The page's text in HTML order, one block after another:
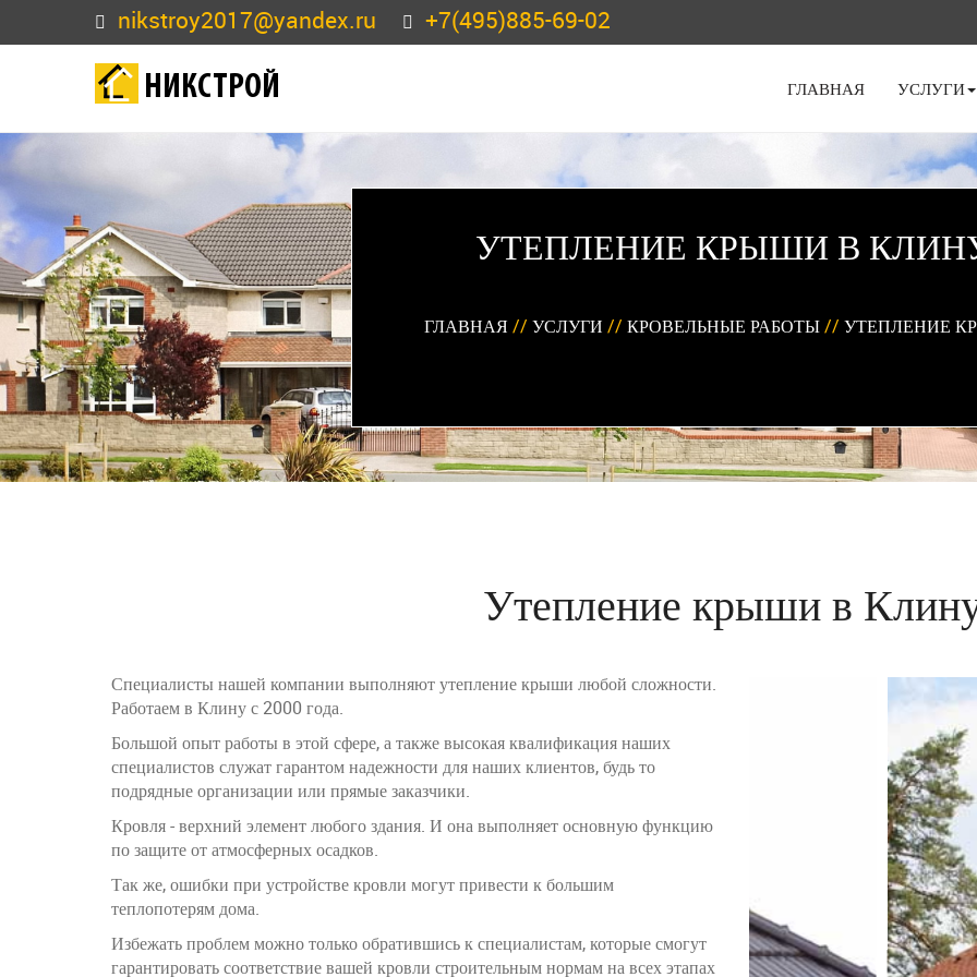
nikstroy2017@yandex.ru +7(495)885-69-02
НИКСТРОЙ ГЛАВНАЯ УСЛУГИ
УТЕПЛЕНИЕ КРЫШИ В
ГЛАВНАЯ // УСЛУГИ // КРОВЕЛЬНЫЕ РАБОТЫ // УТЕПЛЕНИЕ
Утепление крыши в
Специалисты нашей компании выполняют утепление крыши любой сложности.
Работаем в Клину с 2000 года.
Большой опыт работы в этой сфере, а также высокая квалификация наших
специалистов служат гарантом надежности для наших клиентов, будь то
подрядные организации или прямые заказчики.
Кровля - верхний элемент любого здания. И она выполняет основную функцию
по защите от атмосферных осадков.
Так же, ошибки при устройстве кровли могут привести к большим
теплопотерям дома.
Избежать проблем можно только обратившись к специалистам, которые смогут
гарантировать соответствие вашей кровли строительным нормам на всех этапах